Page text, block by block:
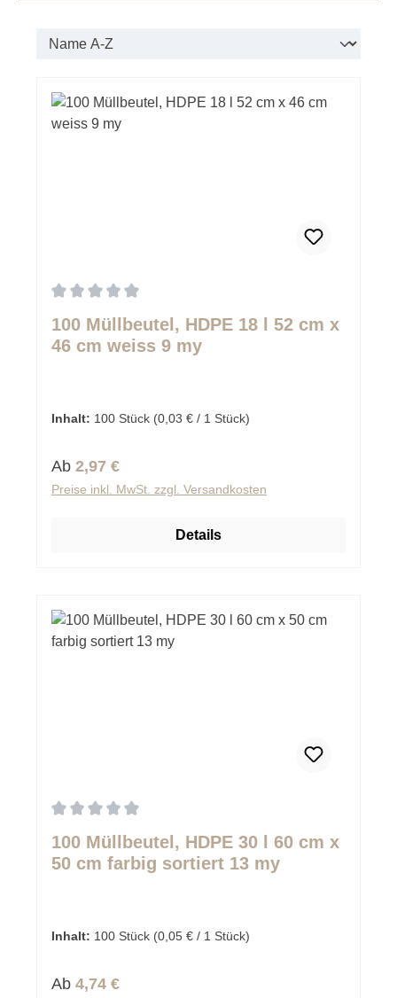
100 Müllbeutel, HDPE 18 l 52 cm x
46 cm weiss 9 my
Inhalt: 100 Stück (0,03 € / 1 Stück)
Regulärer Preis:
Ab 2,97 €
Preise inkl. MwSt. zzgl. Versandkosten
Details
100 Müllbeutel, HDPE 30 l 60 cm x
50 cm farbig sortiert 13 my
Inhalt: 100 Stück (0,05 € / 1 Stück)
Regulärer Preis:
Ab 4,74 €